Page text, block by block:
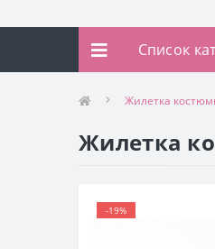
Список
Жилетка
Жилетка
-19%